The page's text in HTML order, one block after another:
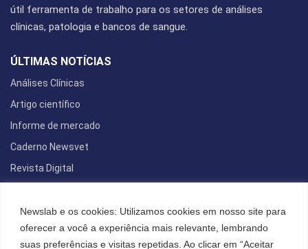
Newslab e os cookies: Utilizamos cookies em nosso site para
oferecer a você a experiência mais relevante, lembrando
suas preferências e visitas repetidas. Ao clicar em “Aceitar
útil ferramenta de trabalho para os setores de análises
clínicas, patologia e bancos de sangue.
ÚLTIMAS NOTÍCIAS
Análises Clínicas
Artigo científico
Informe de mercado
Caderno Newsvet
Revista Digital